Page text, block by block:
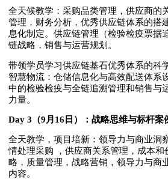
全天候教学：采购品类管理，供应商的
管理，财务分析，优秀供应链体系的搭
息化制定。供应链管理（检验检疫票据
链战略，销售与运营规划。
带领学员学习供应链基石优秀体系的科
智慧物流：仓储信息化与高效配送体系
中的检验检疫与全链追溯管理和销售与
力量。
Day 3（9月16日）：战略思维与标杆案
全天教学，项目培新：领导力与商业洞
情处理采购 ，供应商关系管理，成本和
略，质量管理，战略营销，领导力与商
内容。